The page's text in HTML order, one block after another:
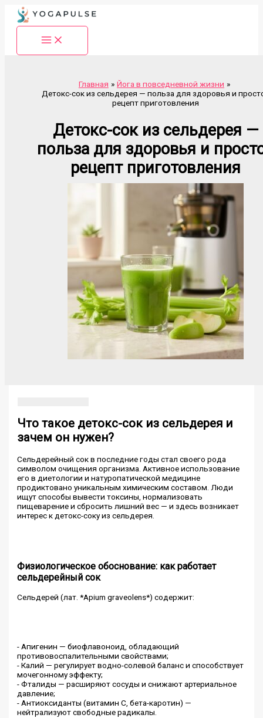
Перейти
содержимому
Главная
Йога в повседневной жизни
Детокс-сок из сельдерея — польза для здоровья и
рецепт приготовления
Детокс-сок из сельдерея —
польза для здоровья и
рецепт приготовления
Что такое детокс-сок из сельдерея и
зачем он нужен?
Сельдерейный сок в последние годы стал своего рода
символом очищения организма. Активное использование
его в диетологии и натуропатической медицине
продиктовано уникальным химическим составом. Люди
ищут способы вывести токсины, нормализовать
пищеварение и сбросить лишний вес — и здесь возникает
интерес к детокс-соку из сельдерея.
Физиологическое обоснование: как работает
сельдерейный сок
Сельдерей (лат. *Apium graveolens*) содержит:
- Апигенин — биофлавоноид, обладающий
противовоспалительными свойствами;
- Калий — регулирует водно-солевой баланс и способствует
мочегонному эффекту;
- Фталиды — расширяют сосуды и снижают артериальное
давление;
- Антиоксиданты (витамин C, бета-каротин) —
нейтрализуют свободные радикалы.